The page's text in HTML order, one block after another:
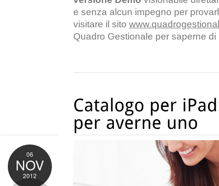
e senza alcun impegno per
visitare il sito
Quadro Gestionale per saperne di
06
NOV
2012